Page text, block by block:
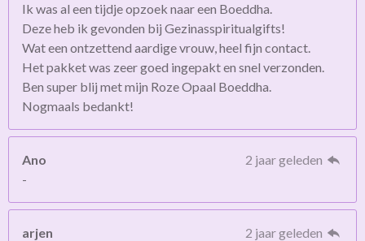
Ik was al een tijdje opzoek naar een Boeddha.
Deze heb ik gevonden bij Gezinasspiritualgifts!
Wat een ontzettend aardige vrouw, heel fijn contact.
Het pakket was zeer goed ingepakt en snel verzonden.
Ben super blij met mijn Roze Opaal Boeddha.
Nogmaals bedankt!
Ano
2 jaar geleden
-
arjen
2 jaar geleden